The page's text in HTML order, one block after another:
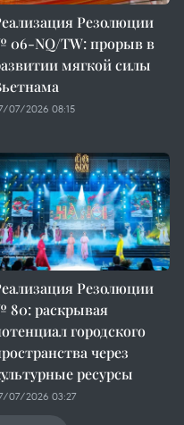
Резолюции
06-NQ/TW: прорыв в
мягкой силы
07/2026 08:15
Резолюции
80: раскрывая
городского
через
ресурсы
07/2026 03:27